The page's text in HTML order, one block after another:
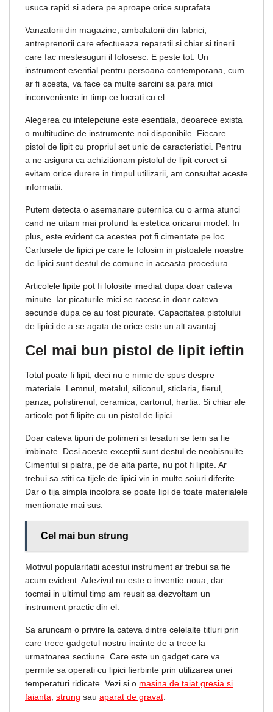
usuca rapid si adera pe aproape orice suprafata.
Vanzatorii din magazine, ambalatorii din fabrici,
antreprenorii care efectueaza reparatii si chiar si tinerii
care fac mestesuguri il folosesc. E peste tot. Un
instrument esential pentru persoana contemporana, cum
ar fi acesta, va face ca multe sarcini sa para mici
inconveniente in timp ce lucrati cu el.
Alegerea cu intelepciune este esentiala, deoarece exista
o multitudine de instrumente noi disponibile. Fiecare
pistol de lipit cu propriul set unic de caracteristici. Pentru
a ne asigura ca achizitionam pistolul de lipit corect si
evitam orice durere in timpul utilizarii, am consultat aceste
informatii.
Putem detecta o asemanare puternica cu o arma atunci
cand ne uitam mai profund la estetica oricarui model. In
plus, este evident ca acestea pot fi cimentate pe loc.
Cartusele de lipici pe care le folosim in pistoalele noastre
de lipici sunt destul de comune in aceasta procedura.
Articolele lipite pot fi folosite imediat dupa doar cateva
minute. Iar picaturile mici se racesc in doar cateva
secunde dupa ce au fost picurate. Capacitatea pistolului
de lipici de a se agata de orice este un alt avantaj.
Cel mai bun pistol de lipit ieftin
Totul poate fi lipit, deci nu e nimic de spus despre
materiale. Lemnul, metalul, siliconul, sticlaria, fierul,
panza, polistirenul, ceramica, cartonul, hartia. Si chiar ale
articole pot fi lipite cu un pistol de lipici.
Doar cateva tipuri de polimeri si tesaturi se tem sa fie
imbinate. Desi aceste exceptii sunt destul de neobisnuite.
Cimentul si piatra, pe de alta parte, nu pot fi lipite. Ar
trebui sa stiti ca tijele de lipici vin in multe soiuri diferite.
Dar o tija simpla incolora se poate lipi de toate materialele
mentionate mai sus.
Cel mai bun strung
Motivul popularitatii acestui instrument ar trebui sa fie
acum evident. Adezivul nu este o inventie noua, dar
tocmai in ultimul timp am reusit sa dezvoltam un
instrument practic din el.
Sa aruncam o privire la cateva dintre celelalte titluri prin
care trece gadgetul nostru inainte de a trece la
urmatoarea sectiune. Care este un gadget care va
permite sa operati cu lipici fierbinte prin utilizarea unei
temperaturi ridicate. Vezi si o masina de taiat gresia si
faianta strung sau aparat de gravat